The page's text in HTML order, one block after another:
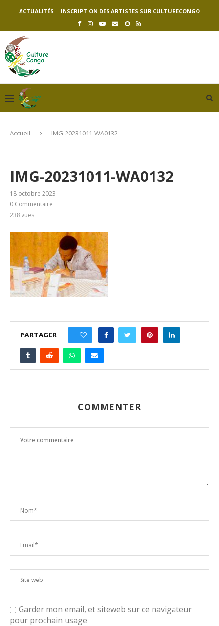
ACTUALITÉS INSCRIPTION DES ARTISTES SUR CULTURECONGO
Accueil IMG-20231011-WA0132
IMG-20231011-WA0132
18 octobre 2023
0 Commentaire
238vues
PARTAGER
COMMENTER
Garder mon email, et siteweb sur ce navigateur
pour prochain usage